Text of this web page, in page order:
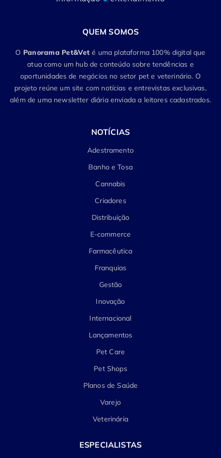
QUEM SOMOS
O Panorama Pet&Vet é uma plataforma 100% digital que
atua como um hub de conteúdo sobre tendências e
oportunidades de negócios no setor pet e veterinário. O
projeto reúne um site com notícias e entrevistas exclusivas,
além de uma newsletter diária enviada a leitores cadastrados.
NOTÍCIAS
Adestramento
Banho e Tosa
Cannabis
Criadores
Distribuição
E-commerce
Farmacêutica
Franquias
Gestão
Inovação
Internacional
Lançamentos
Pet Care
Pet Shops
Planos de Saúde
Varejo
Veterinária
ESPECIALISTAS